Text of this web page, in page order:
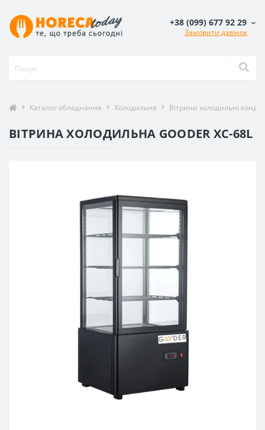
+38 (099) 677 92 29
Замовити дзвінок
Каталог обладнання Холодильне Вітрини холодильні
ВІТРИНА ХОЛОДИЛЬНА GOODER XC-68L